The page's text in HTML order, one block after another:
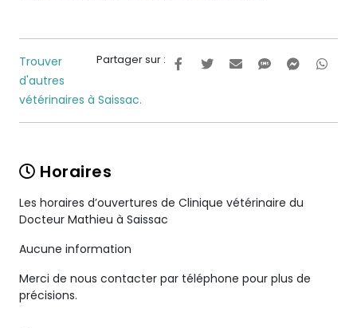
Partager sur :
Trouver
d'autres
vétérinaires à Saissac.
Horaires
Les horaires d’ouvertures de Clinique vétérinaire du
Docteur Mathieu à Saissac
Aucune information
Merci de nous contacter par téléphone pour plus de
précisions.